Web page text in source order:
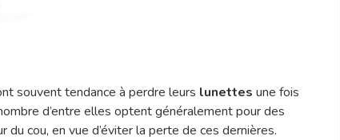
souvent tendance à perdre leurs lunettes une fois
d’entre elles optent généralement pour des
du cou, en vue d’éviter la perte de ces dernières.